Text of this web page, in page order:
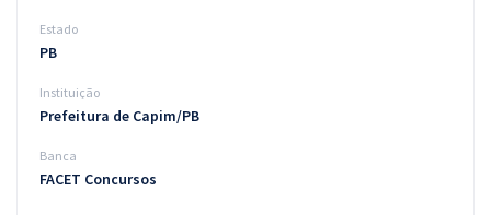
Estado
PB
Instituição
Prefeitura de Capim/PB
Banca
FACET Concursos